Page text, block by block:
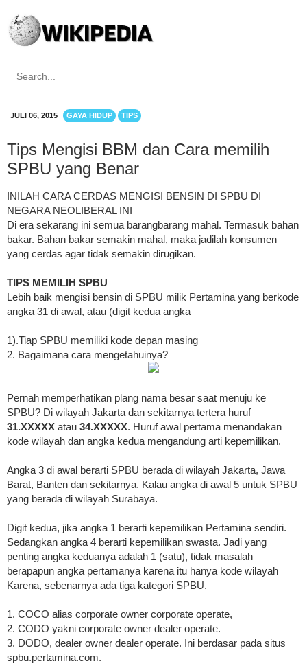
JULI 06, 2015 GAYA HIDUP TIPS
Tips Mengisi BBM dan Cara memilih
SPBU yang Benar
INILAH CARA CERDAS MENGISI BENSIN DI SPBU DI
NEGARA NEOLIBERAL INI
Di era sekarang ini semua barang­barang mahal. Termasuk bahan
bakar. Bahan bakar semakin mahal, maka jadilah konsumen
yang cerdas agar tidak semakin dirugikan.
TIPS MEMILIH SPBU
Lebih baik mengisi bensin di SPBU milik Pertamina yang berkode
angka 31 di awal, atau (digit kedua angka
1).Tiap SPBU memiliki kode depan masing­
2. Bagaimana cara mengetahuinya?
Pernah memperhatikan plang nama besar saat menuju ke
SPBU? Di wilayah Jakarta dan sekitarnya tertera huruf
31.XXXXX atau 34.XXXXX. Huruf awal pertama menandakan
kode wilayah dan angka kedua mengandung arti kepemilikan.
Angka 3 di awal berarti SPBU berada di wilayah Jakarta, Jawa
Barat, Banten dan sekitarnya. Kalau angka di awal 5 untuk SPBU
yang berada di wilayah Surabaya.
Digit kedua, jika angka 1 berarti kepemilikan Pertamina sendiri.
Sedangkan angka 4 berarti kepemilikan swasta. Jadi yang
penting angka keduanya adalah 1 (satu), tidak masalah
berapapun angka pertamanya karena itu hanya kode wilayah
Karena, sebenarnya ada tiga kategori SPBU.
1. COCO alias corporate owner corporate operate,
2. CODO yakni corporate owner dealer operate.
3. DODO, dealer owner dealer operate. Ini berdasar pada situs
spbu.pertamina.com.